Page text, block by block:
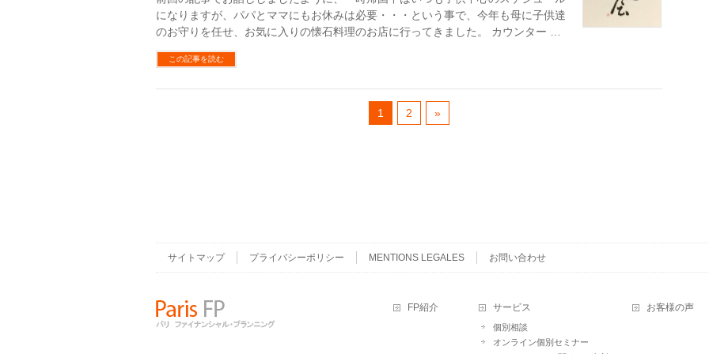
になりますが、パパとママにもお休みは必要・・・という事で、今年も母に子供達
のお守りを任せ、お気に入りの懐石料理のお店に行ってきました。 カウンター …
この記事を読む
1 2 »
サイトマップ プライバシーポリシー MENTIONS LEGALES お問い合わせ
FP紹介 サービス
個別相談
オンライン個別セミナー
お客様の声